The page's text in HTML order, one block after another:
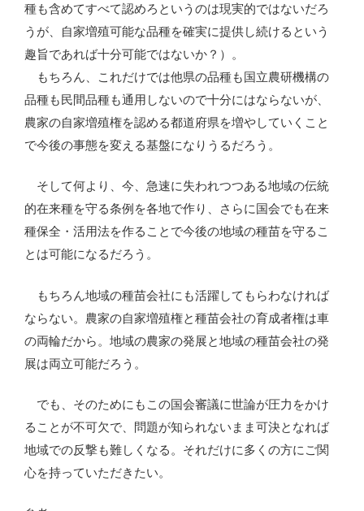
種も含めてすべて認めろというのは現実的ではないだろ
うが、自家増殖可能な品種を確実に提供し続けるという
趣旨であれば十分可能ではないか？）。
もちろん、これだけでは他県の品種も国立農研機構の
品種も民間品種も通用しないので十分にはならないが、
農家の自家増殖権を認める都道府県を増やしていくこと
で今後の事態を変える基盤になりうるだろう。
そして何より、今、急速に失われつつある地域の伝統
的在来種を守る条例を各地で作り、さらに国会でも在来
種保全・活用法を作ることで今後の地域の種苗を守るこ
とは可能になるだろう。
もちろん地域の種苗会社にも活躍してもらわなければ
ならない。農家の自家増殖権と種苗会社の育成者権は車
の両輪だから。地域の農家の発展と地域の種苗会社の発
展は両立可能だろう。
でも、そのためにもこの国会審議に世論が圧力をかけ
ることが不可欠で、問題が知られないまま可決となれば
地域での反撃も難しくなる。それだけに多くの方にご関
心を持っていただきたい。